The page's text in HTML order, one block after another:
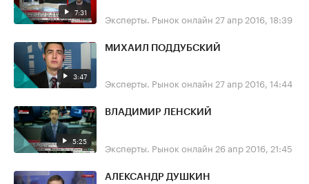
7:31 Эксперты. Рынок онлайн 27 апр 2016, 18:39
3:47
МИХАИЛ ПОДДУБСКИЙ
Эксперты. Рынок онлайн 27 апр 2016, 14:44
5:25
ВЛАДИМИР ЛЕНСКИЙ
Эксперты. Рынок онлайн 26 апр 2016, 21:45
АЛЕКСАНДР ДУШКИН